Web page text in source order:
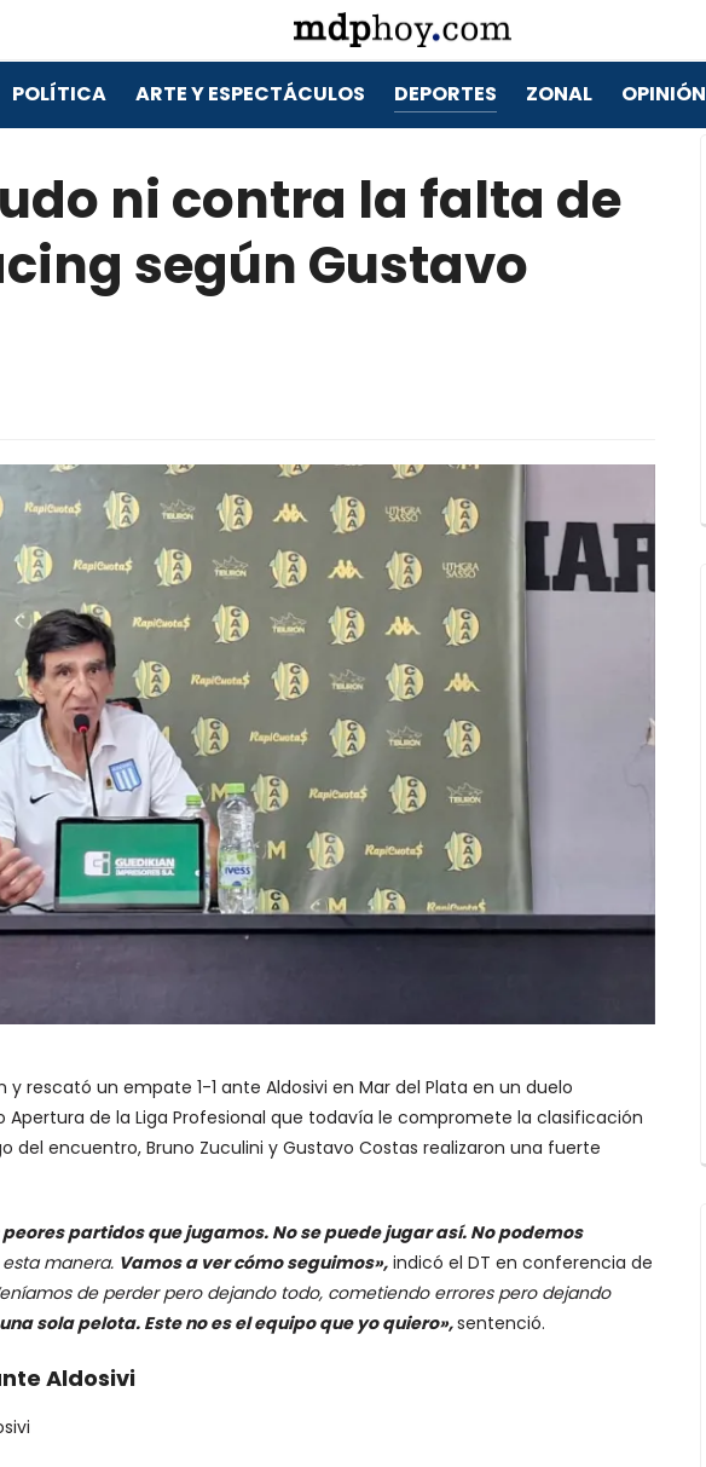
POLÍTICA ARTE Y ESPECTÁCULOS DEPORTES ZONAL OPINIÓN
ni contra la falta de
según Gustavo
rescató un empate 1-1 ante Aldosivi en Mar del Plata en un duelo
Apertura de la Liga Profesional que todavía le compromete la clasificación
del encuentro, Bruno Zuculini y Gustavo Costas realizaron una fuerte
peores partidos que jugamos. No se puede jugar así. No podemos
manera. Vamos a ver cómo seguimos», indicó el DT en conferencia de
de perder pero dejando todo, cometiendo errores pero dejando
sola pelota. Este no es el equipo que yo quiero»,sentenció.
Aldosivi